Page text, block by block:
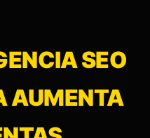
SEO
AUMENTA